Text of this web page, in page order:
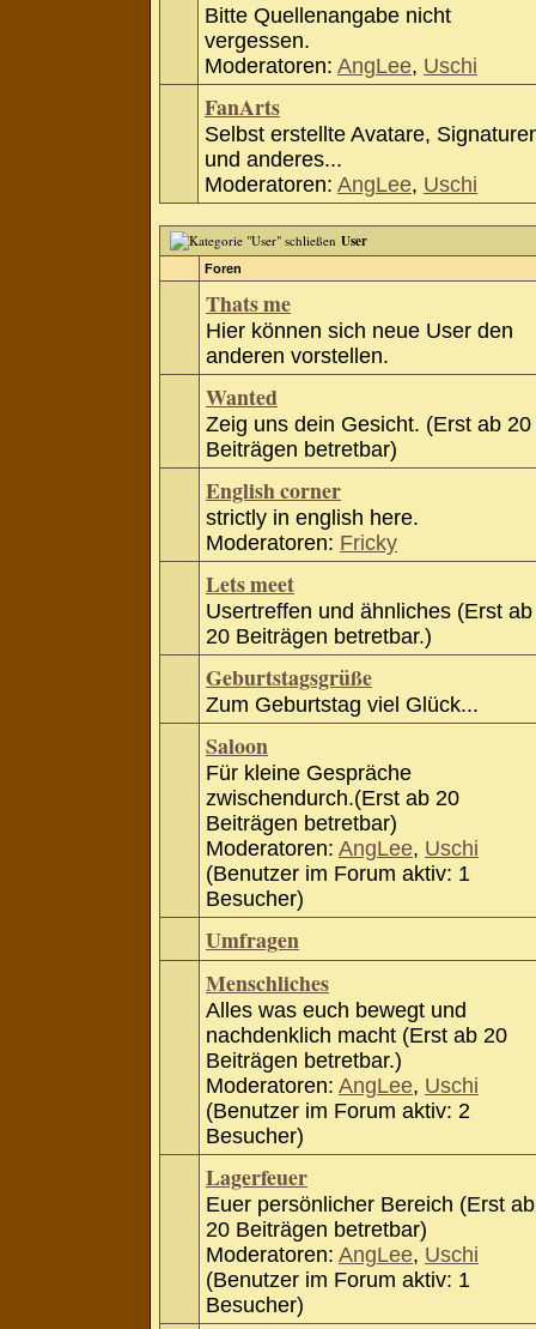
Bitte Quellenangabe nicht
vergessen.
Moderatoren: AngLee, Uschi
FanArts
Selbst erstellte Avatare,
und anderes...
Moderatoren: AngLee, Uschi
User
Foren
Thats me
Hier können sich neue User den
anderen vorstellen.
Wanted
Zeig uns dein Gesicht. (Erst ab 20
Beiträgen betretbar)
English corner
strictly in english here.
Moderatoren: Fricky
Lets meet
Usertreffen und ähnliches (Erst ab
20 Beiträgen betretbar.)
Geburtstagsgrüße
Zum Geburtstag viel Glück...
Saloon
Für kleine Gespräche
zwischendurch.(Erst ab 20
Beiträgen betretbar)
Moderatoren: AngLee, Uschi
(Benutzer im Forum aktiv: 1
Besucher)
Umfragen
Menschliches
Alles was euch bewegt und
nachdenklich macht (Erst ab 20
Beiträgen betretbar.)
Moderatoren: AngLee, Uschi
(Benutzer im Forum aktiv: 2
Besucher)
Lagerfeuer
Euer persönlicher Bereich (Erst ab
20 Beiträgen betretbar)
Moderatoren: AngLee, Uschi
(Benutzer im Forum aktiv: 1
Besucher)